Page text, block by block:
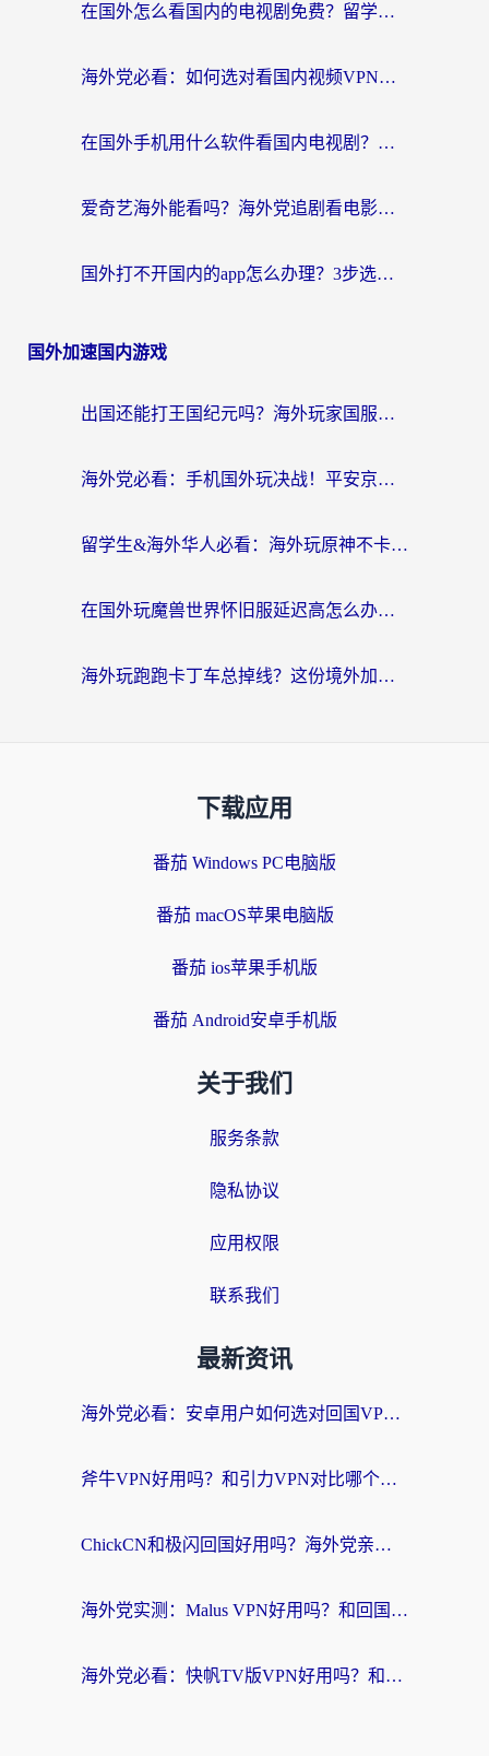
在国外怎么看国内的电视剧免费？留学生亲测有效的回国加速器选择指南
海外党必看：如何选对看国内视频VPN，轻松解决12123登录难题？
在国外手机用什么软件看国内电视剧？海外党亲测的实用指南
爱奇艺海外能看吗？海外党追剧看电影的终极回国加速器指南
国外打不开国内的app怎么办理？3步选对加速器，刷剧办业务都不愁
国外加速国内游戏
出国还能打王国纪元吗？海外玩家国服游戏畅玩终极指南
海外党必看：手机国外玩决战！平安京加速器推荐——解决延迟卡顿的终极方案
留学生&海外华人必看：海外玩原神不卡顿的秘密——原神加速器选择与使用全攻略
在国外玩魔兽世界怀旧服延迟高怎么办？老玩家亲测有效的加速器选择指南
海外玩跑跑卡丁车总掉线？这份境外加速指南帮你零延迟漂移！
下载应用
番茄 Windows PC电脑版
番茄 macOS苹果电脑版
番茄 ios苹果手机版
番茄 Android安卓手机版
关于我们
服务条款
隐私协议
应用权限
联系我们
最新资讯
海外党必看：安卓用户如何选对回国VPN？从踩坑到无缝访问的全攻略
斧牛VPN好用吗？和引力VPN对比哪个回国效果更好？海外党亲测3款加速器+避坑指南
ChickCN和极闪回国好用吗？海外党亲测3款加速器，教你选对不踩坑
海外党实测：Malus VPN好用吗？和回国VPN对比哪个回国效果更好？附真实体验与加速器推荐
海外党必看：快帆TV版VPN好用吗？和豌豆IP VPN对比哪个回国效果更好？附真实体验与选择指南